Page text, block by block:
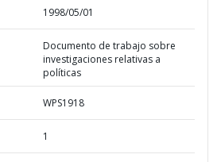
1998/05/01
Documento de trabajo sobre
investigaciones relativas a
políticas
WPS1918
1